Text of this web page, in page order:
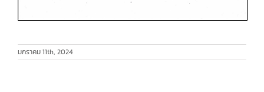
มกราคม 11th, 2024